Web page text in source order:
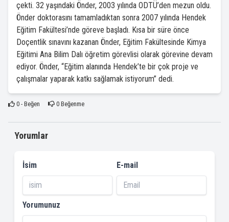
çekti. 32 yaşındaki Önder, 2003 yılında ODTÜ’den mezun oldu.
Önder doktorasını tamamladıktan sonra 2007 yılında Hendek
Eğitim Fakültesi’nde göreve başladı. Kısa bir süre önce
Doçentlik sınavını kazanan Önder, Eğitim Fakültesinde Kimya
Eğitimi Ana Bilim Dalı öğretim görevlisi olarak görevine devam
ediyor. Önder, “Eğitim alanında Hendek’te bir çok proje ve
çalışmalar yaparak katkı sağlamak istiyorum” dedi.
0- Beğen 0Beğenme
Yorumlar
İsim E-mail
Yorumunuz